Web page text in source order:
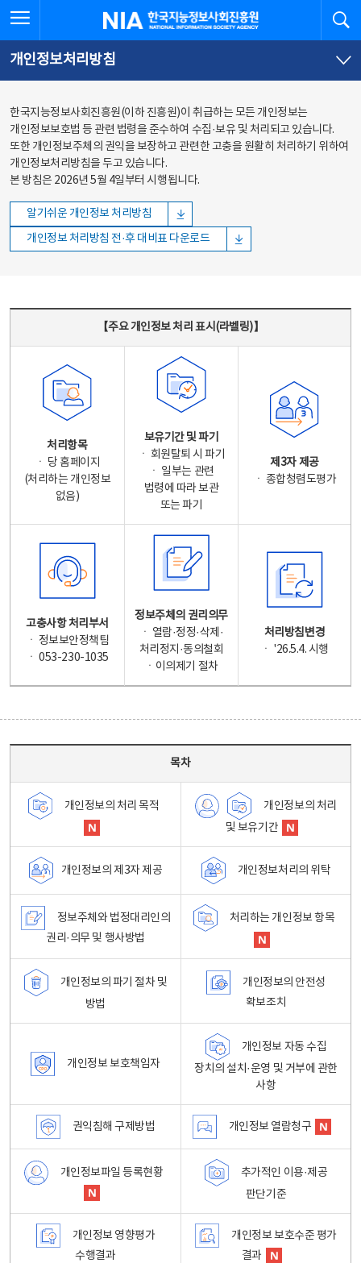
바로가기
바로가기
한국지능정보사회진흥원
개인정보처리방침
한국지능정보사회진흥원(이하 진흥원)이 취급하는 모든 개인정보는
개인정보보호법 등 관련 법령을 준수하여 수집·보유 및 처리되고 있습니다.
또한 개인정보주체의 권익을 보장하고 관련한 고충을 원활히 처리하기 위하여
개인정보처리방침을 두고 있습니다.
본 방침은 2026년 5월 4일부터 시행됩니다.
알기쉬운 개인정보 처리방침
개인정보 처리방침 전·후 대비표 다운로드
【주요 개인정보 처리 표시(라벨링)】
처리항목
ㆍ 당 홈페이지
(처리하는 개인정보
없음)
보유기간 및 파기
ㆍ 회원탈퇴 시 파기
ㆍ 일부는 관련
법령에 따라 보관
또는 파기
제3자 제공
ㆍ 종합청렴도평가
고충사항 처리부서
ㆍ 정보보안정책팀
ㆍ 053-230-1035
정보주체의 권리의무
ㆍ 열람·정정·삭제·
처리정지·동의철회
ㆍ이의제기 절차
처리방침변경
ㆍ '26.5.4. 시행
목차
개인정보의 처리 목적
개인정보의 처리
및 보유기간
개인정보의 제3자 제공 개인정보처리의 위탁
정보주체와 법정대리인의
권리·의무 및 행사방법
처리하는 개인정보 항목
개인정보의 파기 절차 및
방법
개인정보의 안전성
확보조치
개인정보 보호책임자
개인정보 자동 수집
장치의 설치·운영 및 거부에 관한
사항
권익침해 구제방법 개인정보 열람청구
개인정보파일 등록현황
추가적인 이용·제공
판단기준
개인정보 영향평가
수행결과
개인정보 보호수준 평가
결과